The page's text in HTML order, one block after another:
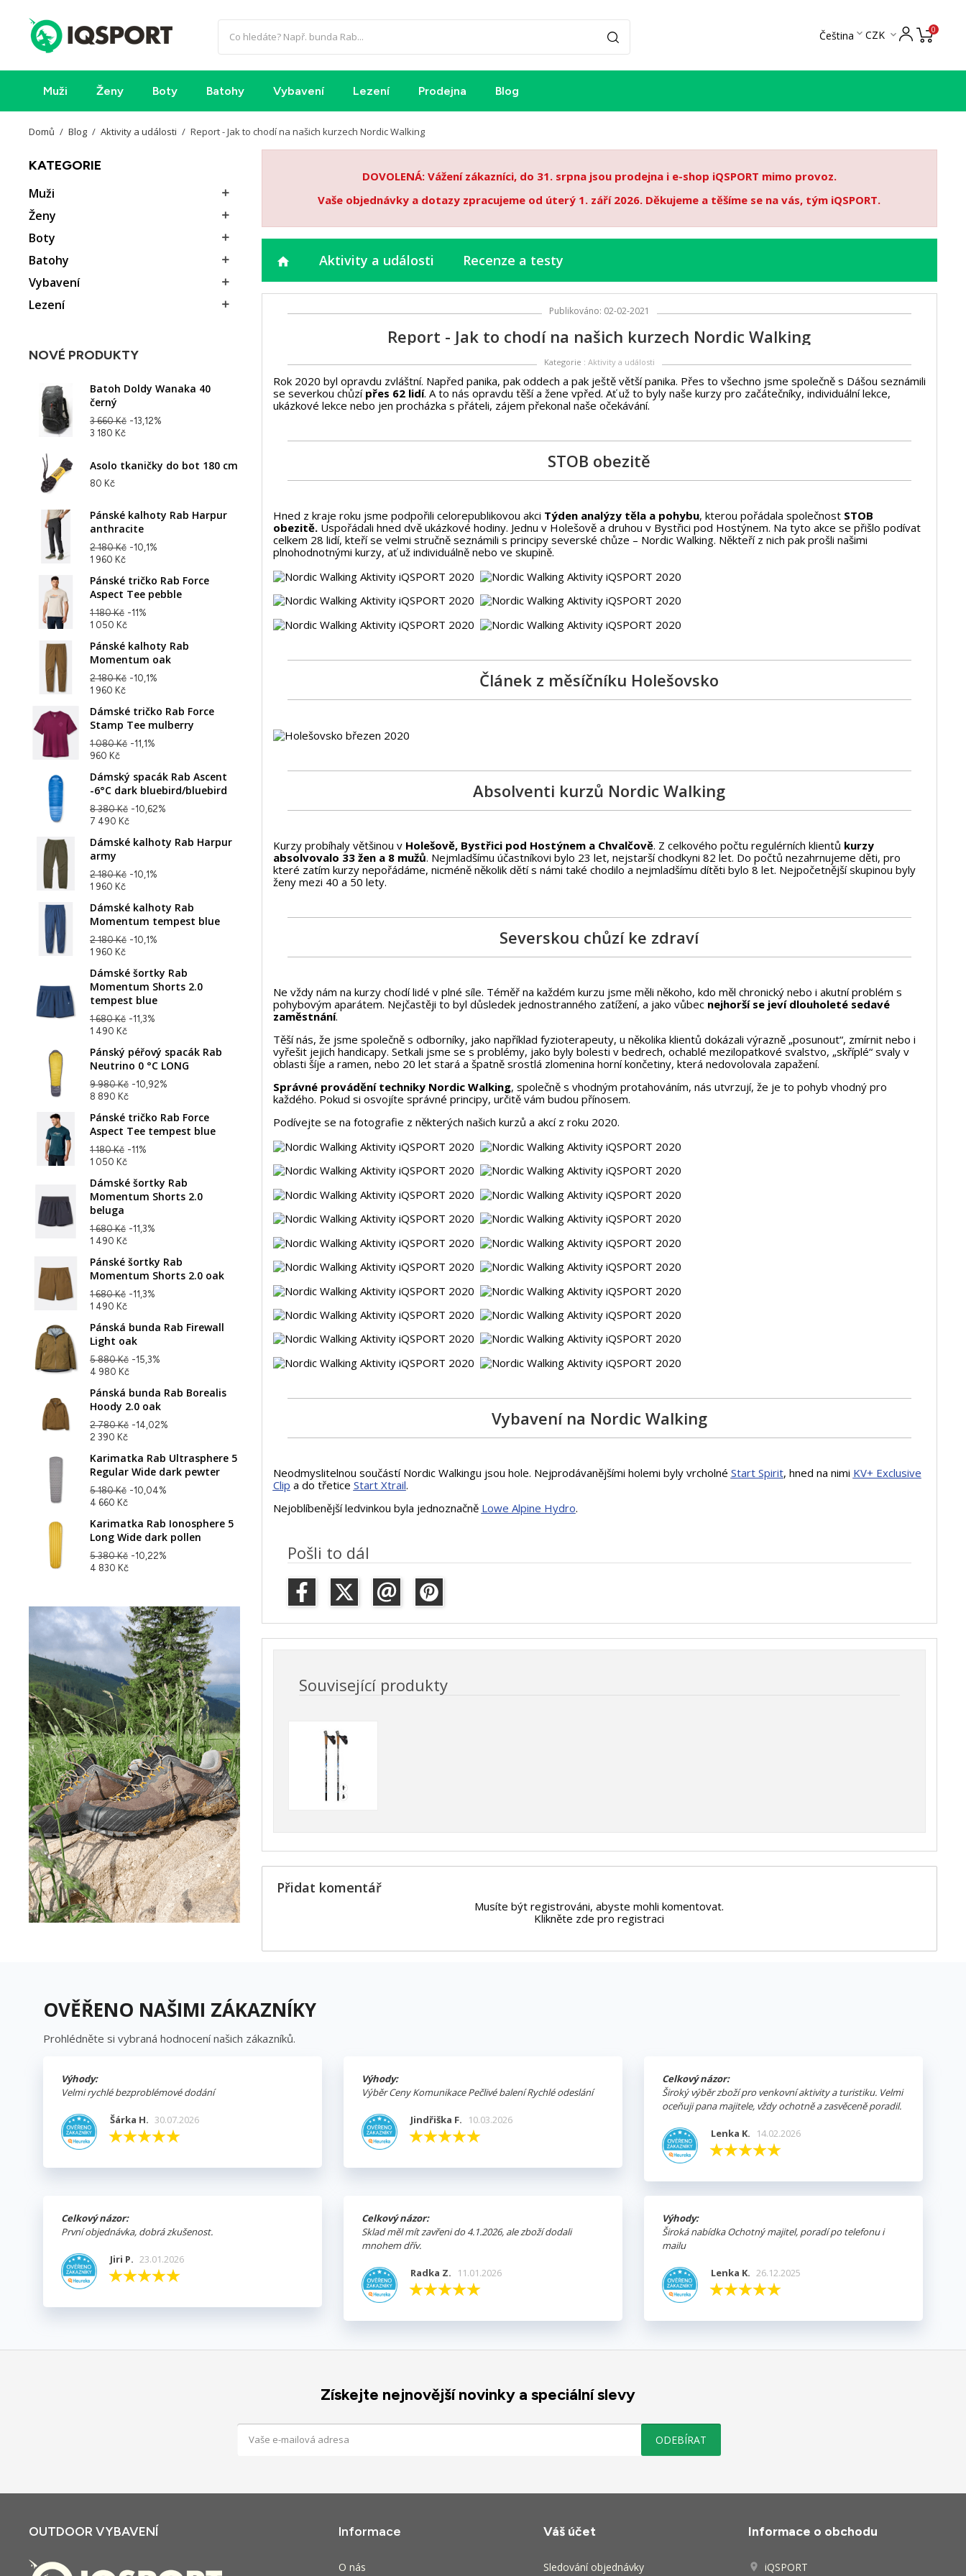
Čeština  CZK  0
Muži Ženy Boty Batohy Vybavení Lezení Prodejna Blog
Domů Blog Aktivity a události Report - Jak to chodí na našich kurzech Nordic Walking
KATEGORIE
Muži

Ženy 
Boty 
Batohy 
Vybavení 
Lezení 
NOVÉ PRODUKTY
Batoh Doldy Wanaka 40
černý
3 660 Kč -13,12%
3 180 Kč
Asolo tkaničky do bot 180 cm
80 Kč
Pánské kalhoty Rab Harpur
anthracite
2 180 Kč -10,1%
1 960 Kč
Pánské tričko Rab Force
Aspect Tee pebble
1 180 Kč -11%
1 050 Kč
Pánské kalhoty Rab
Momentum oak
2 180 Kč -10,1%
1 960 Kč
Dámské tričko Rab Force
Stamp Tee mulberry
1 080 Kč -11,1%
960 Kč
Dámský spacák Rab Ascent
-6°C dark bluebird/bluebird
8 380 Kč -10,62%
7 490 Kč
Dámské kalhoty Rab Harpur
army
2 180 Kč -10,1%
1 960 Kč
Dámské kalhoty Rab
Momentum tempest blue
2 180 Kč -10,1%
1 960 Kč
Dámské šortky Rab
Momentum Shorts 2.0
tempest blue
1 680 Kč -11,3%
1 490 Kč
Pánský péřový spacák Rab
Neutrino 0 °C LONG
9 980 Kč -10,92%
8 890 Kč
Pánské tričko Rab Force
Aspect Tee tempest blue
1 180 Kč -11%
1 050 Kč
Dámské šortky Rab
Momentum Shorts 2.0
beluga
1 680 Kč -11,3%
1 490 Kč
Pánské šortky Rab
Momentum Shorts 2.0 oak
1 680 Kč -11,3%
1 490 Kč
Pánská bunda Rab Firewall
Light oak
5 880 Kč -15,3%
4 980 Kč
Pánská bunda Rab Borealis
Hoody 2.0 oak
2 780 Kč -14,02%
2 390 Kč
Karimatka Rab Ultrasphere 5
Regular Wide dark pewter
5 180 Kč -10,04%
4 660 Kč
Karimatka Rab Ionosphere 5
Long Wide dark pollen
5 380 Kč -10,22%
4 830 Kč
DOVOLENÁ: Vážení zákazníci, do 31. srpna jsou prodejna i e-shop iQSPORT mimo provoz.
Vaše objednávky a dotazy zpracujeme od úterý 1. září 2026. Děkujeme a těšíme se na vás, tým iQSPORT.
home Aktivity a události Recenze a testy
Publikováno: 02-02-2021
Report - Jak to chodí na našich kurzech Nordic Walking
Kategorie : Aktivity a události
Rok 2020 byl opravdu zvláštní. Napřed panika, pak oddech a pak ještě větší panika. Přes to všechno jsme společně s Dášou seznámili
se severkou chůzí přes 62 lidí. A to nás opravdu těší a žene vpřed. Ať už to byly naše kurzy pro začátečníky, individuální lekce,
ukázkové lekce nebo jen procházka s přáteli, zájem překonal naše očekávání.
STOB obezitě
Hned z kraje roku jsme podpořili celorepublikovou akci Týden analýzy těla a pohybu, kterou pořádala společnost STOB
obezitě.Uspořádali hned dvě ukázkové hodiny. Jednu v Holešově a druhou v Bystřici pod Hostýnem. Na tyto akce se přišlo podívat
celkem 28 lidí, kteří se velmi stručně seznámili s principy severské chůze – Nordic Walking. Někteří z nich pak prošli našimi
plnohodnotnými kurzy, ať už individuálně nebo ve skupině.
Článek z měsíčníku Holešovsko
Absolventi kurzů Nordic Walking
Kurzy probíhaly většinou v Holešově, Bystřici pod Hostýnem a Chvalčově. Z celkového počtu regulérních klientů kurzy
absolvovalo 33 žen a 8 mužů. Nejmladšímu účastníkovi bylo 23 let, nejstarší chodkyni 82 let. Do počtů nezahrnujeme děti, pro
které zatím kurzy nepořádáme, nicméně několik dětí s námi také chodilo a nejmladšímu dítěti bylo 8 let. Nejpočetnější skupinou byly
ženy mezi 40 a 50 lety.
Severskou chůzí ke zdraví
Ne vždy nám na kurzy chodí lidé v plné síle. Téměř na každém kurzu jsme měli někoho, kdo měl chronický nebo i akutní problém s
pohybovým aparátem. Nejčastěji to byl důsledek jednostranného zatížení, a jako vůbec nejhorší se jeví dlouholeté sedavé
zaměstnání.
Těší nás, že jsme společně s odborníky, jako například fyzioterapeuty, u několika klientů dokázali výrazně „posunout“, zmírnit nebo i
vyřešit jejich handicapy. Setkali jsme se s problémy, jako byly bolesti v bedrech, ochablé mezilopatkové svalstvo, „skříplé“ svaly v
oblasti šíje a ramen, nebo 20 let stará a špatně srostlá zlomenina horní končetiny, která nedovolovala zapažení.
Správné provádění techniky Nordic Walking, společně s vhodným protahováním, nás utvrzují, že je to pohyb vhodný pro
každého. Pokud si osvojíte správné principy, určitě vám budou přínosem.
Podívejte se na fotografie z některých našich kurzů a akcí z roku 2020.
Vybavení na Nordic Walking
Neodmyslitelnou součástí Nordic Walkingu jsou hole. Nejprodávanějšími holemi byly vrcholné Start Spirit, hned na nimi KV+ Exclusive
Clip a do třetice Start Xtrail.
Nejoblíbenější ledvinkou byla jednoznačně Lowe Alpine Hydro.
Pošli to dál
Související produkty
Přidat komentář
Musíte být registrováni, abyste mohli komentovat.
Klikněte zde pro registraci
OVĚŘENO NAŠIMI ZÁKAZNÍKY
Prohlédněte si vybraná hodnocení našich zákazníků.
Výhody:
Velmi rychlé bezproblémové dodání
Šárka H. 30.07.2026
Výhody:
Výběr Ceny Komunikace Pečlivé balení Rychlé odeslání
Jindřiška F. 10.03.2026
Celkový názor:
Široký výběr zboží pro venkovní aktivity a turistiku. Velmi
oceňuji pana majitele, vždy ochotně a zasvěceně poradil.
Lenka K. 14.02.2026
Celkový názor:
První objednávka, dobrá zkušenost.
Jiri P. 23.01.2026
Celkový názor:
Sklad měl mít zavřeni do 4.1.2026, ale zboží dodali
mnohem dřív.
Radka Z. 11.01.2026
Výhody:
Široká nabídka Ochotný majitel, poradí po telefonu i
mailu
Lenka K. 26.12.2025
Získejte nejnovější novinky a speciální slevy
OUTDOOR VYBAVENÍ Informace
O nás
Váš účet
Sledování objednávky
Informace o obchodu
 iQSPORT